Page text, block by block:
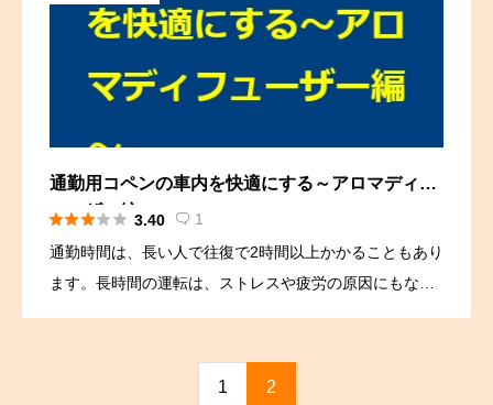
通勤用コペンの車内を快適にする～アロマディフ
ューザー編～
 3.40  1
通勤時間は、長い人で往復で2時間以上かかることもあり
ます。長時間の運転は、ストレスや疲労の原因にもなり
ます。そんな通勤時間をより快適に過ごすために、アロ
1 2